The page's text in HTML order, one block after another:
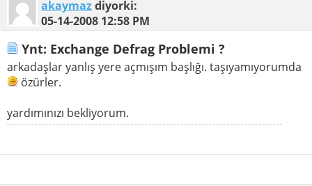
akaymazdiyorki:
05-14-2008 12:58 PM
Ynt: Exchange Defrag Problemi ?
arkadaşlar yanlış yere açmışım başlığı. taşıyamıyorumda
özürler.
yardımınızı bekliyorum.